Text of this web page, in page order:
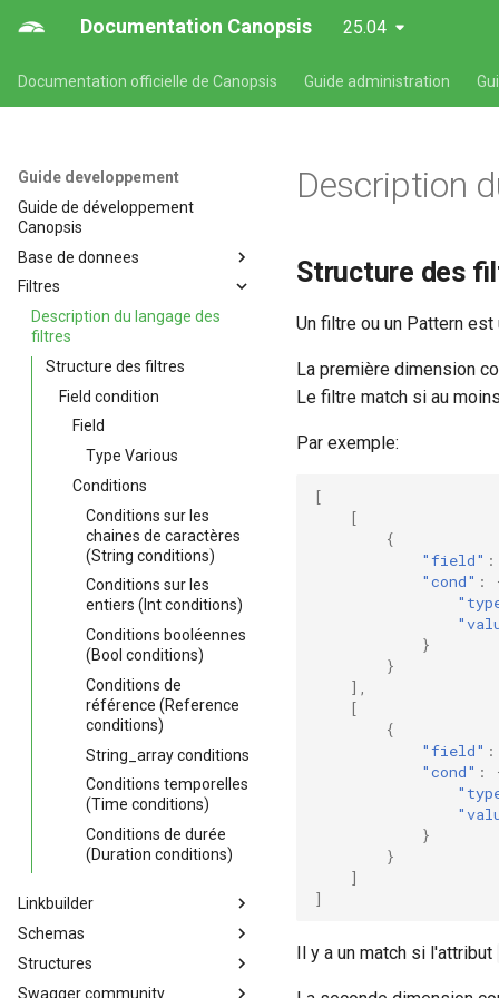
Documentation Canopsis 25.04
Documentation officielle de Canopsis Guide administration
Guide developpement
Guide de développement
Canopsis
Base de donnees
Base de données
Entités
Alarmes
Filtres
Description du langage des
filtres
Structure des filtres
Field condition
Field
Type Various
Conditions
Conditions sur les
chaines de caractères
(String conditions)
Conditions sur les
entiers (Int conditions)
Conditions booléennes
(Bool conditions)
Conditions de
référence (Reference
conditions)
String_array conditions
Conditions temporelles
(Time conditions)
Conditions de durée
(Duration conditions)
Linkbuilder
Développement d'un linkbuilder
Schemas
All engines
Engine-action
Structures
Structure des événements
Swagger community
Description
Structure des
Un filtre ou un Pattern
La première dimension
Le filtre match si au
Par exemple:
[
[
{
"field" :
"cond" :
}
}
],
[
{
"field" :
"cond" :
}
}
]
]
Il y a un match si l'attribut